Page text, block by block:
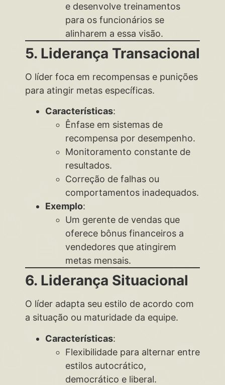
e desenvolve treinamentos
para os funcionários se
alinharem a essa visão.
5. Liderança Transacional
O líder foca em recompensas e punições
para atingir metas específicas.
Características:
Ênfase em sistemas de
recompensa por desempenho.
Monitoramento constante de
resultados.
Correção de falhas ou
comportamentos inadequados.
Exemplo:
Um gerente de vendas que
oferece bônus financeiros a
vendedores que atingirem
metas mensais.
6. Liderança Situacional
O líder adapta seu estilo de acordo com
a situação ou maturidade da equipe.
Características:
Flexibilidade para alternar entre
estilos autocrático,
democrático e liberal.